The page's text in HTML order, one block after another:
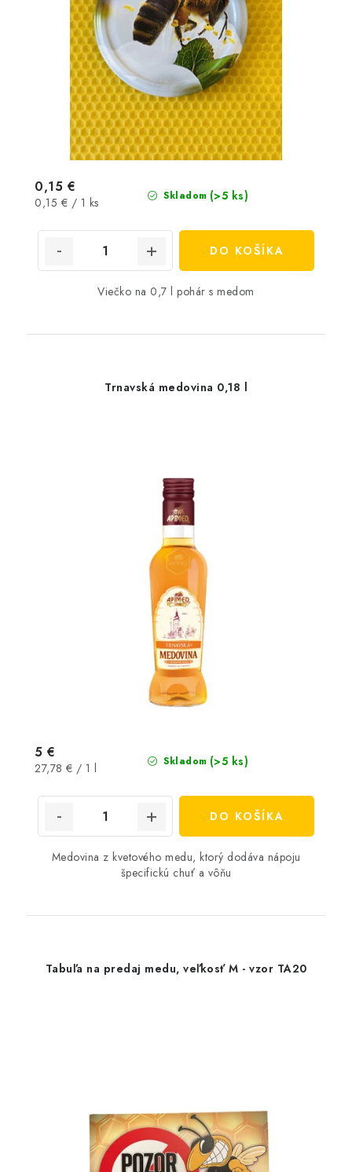
Skladom (>5 ks)
0,15 €
Jednotková
0,15 € / 1 ks
DO KOŠÍKA
Viečko na 0,7 l pohár s medom
Trnavská medovina 0,18 l
Skladom (>5 ks)
5 €
Jednotková
27,78 € / 1 l
DO KOŠÍKA
Medovina z kvetového medu, ktorý dodáva nápoju
špecifickú chuť a vôňu
Tabuľa na predaj medu, veľkosť M - vzor TA20